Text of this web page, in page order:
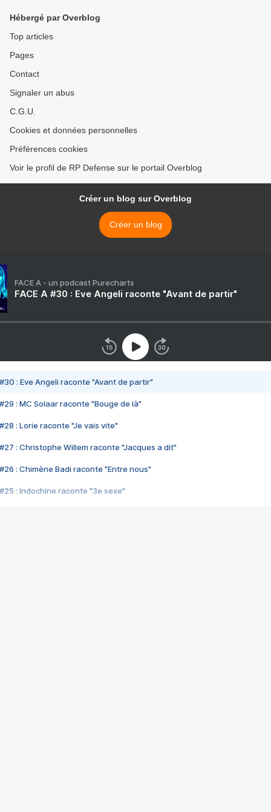
Hébergé par Overblog
Top articles
Pages
Contact
Signaler un abus
C.G.U.
Cookies et données personnelles
Préférences cookies
Voir le profil de RP Defense sur le portail Overblog
Créer un blog sur Overblog
Créer un blog
FACE A - un podcast Purecharts
FACE A #30 : Eve Angeli raconte "Avant de partir"
#30 : Eve Angeli raconte "Avant de partir"
#29 : MC Solaar raconte "Bouge de là"
#28 : Lorie raconte "Je vais vite"
#27 : Christophe Willem raconte "Jacques a dit"
#26 : Chimène Badi raconte "Entre nous"
#25 : Indochine raconte "3e sexe"